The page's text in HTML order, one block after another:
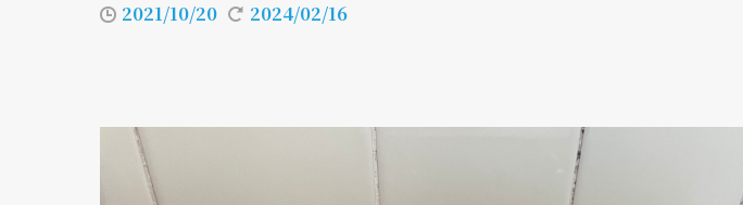
2021/10/20 2024/02/16